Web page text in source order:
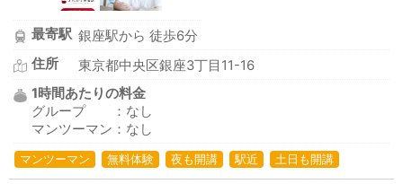
最寄駅 銀座駅から 徒歩6分
住所
東京都中央区銀座3丁目11-16
1時間あたりの料金
グループ ：なし
マンツーマン：なし
マンツーマン 無料体験 夜も開講 駅近 土日も開講